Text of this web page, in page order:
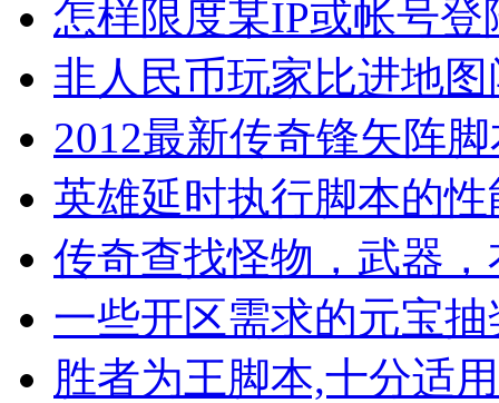
怎样限度某IP或帐号
非人民币玩家比进地
2012最新传奇锋矢阵
英雄延时执行脚本的
传奇查找怪物，武器
一些开区需求的元宝
胜者为王脚本,十分适